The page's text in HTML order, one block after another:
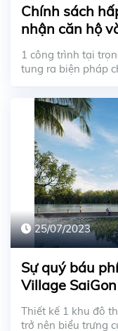
Chính sách
nhận căn hộ
1 công trình tại
tung ra biện pháp
25/07/2023
Sự quý báu
Village
Thiết kế 1 khu đô
trở nên biểu trưng